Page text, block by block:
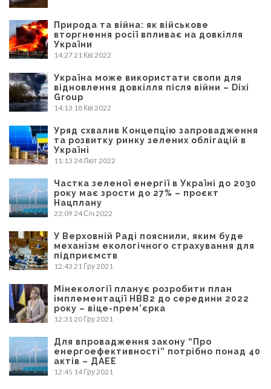
Природа та війна: як військове
вторгнення росії впливає на довкілля
України
14:2721 Кві 2022
Україна може використати свопи для
відновлення довкілля після війни – Dixi
Group
14:13 18 Кві 2022
Уряд схвалив Концепцію запровадження
та розвитку ринку зелених облігацій в
Україні
11:13 24 Лют 2022
Частка зеленої енергії в Україні до 2030
року має зрости до 27% – проєкт
Нацплану
23:09 24 Січ 2022
У Верховній Раді пояснили, яким буде
механізм екологічного страхування для
підприємств
12:43 21 Гру 2021
Мінекології планує розробити план
імплементації НВВ2 до середини 2022
року – віце-прем’єрка
12:3120 Гру 2021
Для впровадження закону “Про
енергоефективності” потрібно понад 40
актів – ДАЕЕ
12:45 14 Гру 2021